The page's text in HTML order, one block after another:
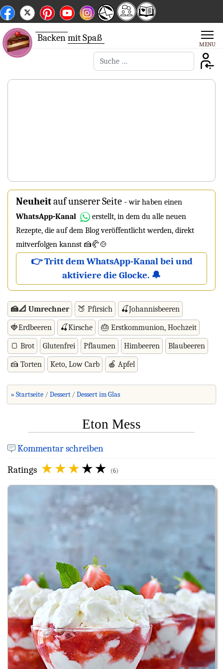
Backenmit Spaß
Suchen
Neuheitauf unserer Seite -wir haben einen
WhatsApp-Kanal
erstellt, in dem du alle neuen
Rezepte, die auf dem Blog veröffentlicht werden, direkt
mitverfolgen kannst 🍰🥐🍲
👉 Tritt dem WhatsApp-Kanal bei und
aktiviere die Glocke. 🔔
🍰📐 Umrechner 🍑 Pfirsich 🍒Johannisbeeren
🍓Erdbeeren 🍒Kirsche 🎂 Erstkommunion, Hochzeit
🍞 Brot Glutenfrei Pflaumen Himbeeren Blaubeeren
🍰 Torten Keto, Low Carb 🍎 Apfel
» Startseite Dessert Dessert im Glas
Eton Mess
Kommentar schreiben
Ratings
(6)